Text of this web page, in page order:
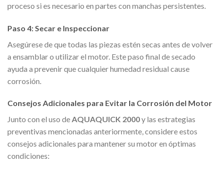
proceso si es necesario en partes con manchas persistentes.
Paso 4: Secar e Inspeccionar
Asegúrese de que todas las piezas estén secas antes de volver
a ensamblar o utilizar el motor. Este paso final de secado
ayuda a prevenir que cualquier humedad residual cause
corrosión.
Consejos Adicionales para Evitar la Corrosión del Motor
Junto con el uso deAQUAQUICK 2000y las estrategias
preventivas mencionadas anteriormente, considere estos
consejos adicionales para mantener su motor en óptimas
condiciones: